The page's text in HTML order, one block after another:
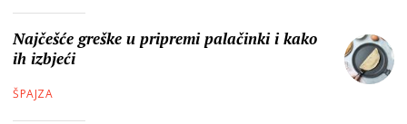
Najčešće greške u pripremi palačinki i kako
ih izbjeći
ŠPAJZA